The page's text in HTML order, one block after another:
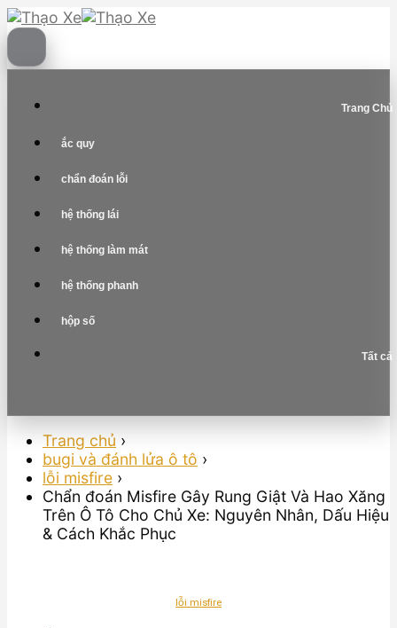
Skip
to
content
Trang Chủ
ắc quy
chẩn đoán lỗi
hệ thống lái
hệ thống làm mát
hệ thống phanh
hộp số
Tất cả
Trang chủ ›
bugi và đánh lửa ô tô ›
lỗi misfire ›
Chẩn đoán Misfire Gây Rung Giật Và Hao Xăng
Trên Ô Tô Cho Chủ Xe: Nguyên Nhân, Dấu Hiệu
& Cách Khắc Phục
lỗi misfire